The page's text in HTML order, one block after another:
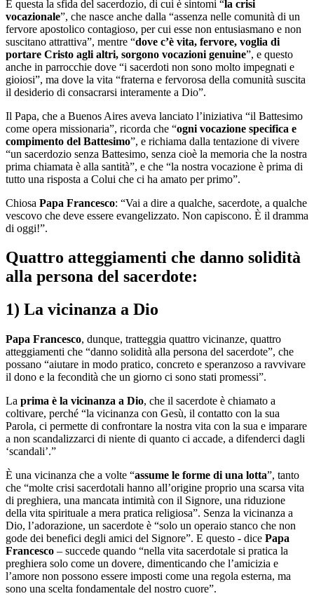
È questa la sfida del sacerdozio, di cui è sintomi “la crisi
vocazionale”, che nasce anche dalla “assenza nelle comunità di un
fervore apostolico contagioso, per cui esse non entusiasmano e non
suscitano attrattiva”, mentre “dove c’è vita, fervore, voglia di
portare Cristo agli altri, sorgono vocazioni genuine”, e questo
anche in parrocchie dove “i sacerdoti non sono molto impegnati e
gioiosi”, ma dove la vita “fraterna e fervorosa della comunità suscita
il desiderio di consacrarsi interamente a Dio”.
Il Papa, che a Buenos Aires aveva lanciato l’iniziativa “il Battesimo
come opera missionaria”, ricorda che “ogni vocazione specifica e
compimento del Battesimo”, e richiama dalla tentazione di vivere
“un sacerdozio senza Battesimo, senza cioè la memoria che la nostra
prima chiamata è alla santità”, e che “la nostra vocazione è prima di
tutto una risposta a Colui che ci ha amato per primo”.
Chiosa Papa Francesco: “Vai a dire a qualche, sacerdote, a qualche
vescovo che deve essere evangelizzato. Non capiscono. È il dramma
di oggi!”.
Quattro atteggiamenti che danno solidità
alla persona del sacerdote:
1) La vicinanza a Dio
Papa Francesco, dunque, tratteggia quattro vicinanze, quattro
atteggiamenti che “danno solidità alla persona del sacerdote”, che
possano “aiutare in modo pratico, concreto e speranzoso a ravvivare
il dono e la fecondità che un giorno ci sono stati promessi”.
La prima è la vicinanza a Dio, che il sacerdote è chiamato a
coltivare, perché “la vicinanza con Gesù, il contatto con la sua
Parola, ci permette di confrontare la nostra vita con la sua e imparare
a non scandalizzarci di niente di quanto ci accade, a difenderci dagli
‘scandali’.”
È una vicinanza che a volte “assume le forme di una lotta”, tanto
che “molte crisi sacerdotali hanno all’origine proprio una scarsa vita
di preghiera, una mancata intimità con il Signore, una riduzione
della vita spirituale a mera pratica religiosa”. Senza la vicinanza a
Dio, l’adorazione, un sacerdote è “solo un operaio stanco che non
gode dei benefici degli amici del Signore”. E questo - dice Papa
Francesco – succede quando “nella vita sacerdotale si pratica la
preghiera solo come un dovere, dimenticando che l’amicizia e
l’amore non possono essere imposti come una regola esterna, ma
sono una scelta fondamentale del nostro cuore”.